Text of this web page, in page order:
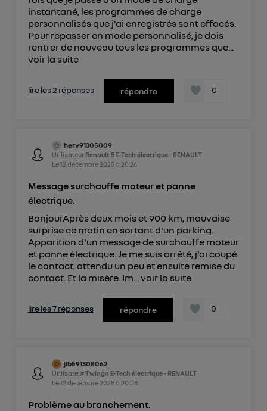
instantané, les programmes de charge
personnalisés que j'ai enregistrés sont effacés.
Pour repasser en mode personnalisé, je dois
rentrer de nouveau tous les programmes que...
voir la suite
lire les 2 réponses répondre 0
herv91305009
Utilisateur Renault 5 E-Tech électrique - RENAULT
Le12 décembre 2025à 20:26
Message surchauffe moteur et panne
électrique.
BonjourAprès deux mois et 900 km, mauvaise
surprise ce matin en sortant d'un parking.
Apparition d'un message de surchauffe moteur
et panne électrique. Je me suis arrêté, j'ai coupé
le contact, attendu un peu et ensuite remise du
contact. Et la misère. Im... voir la suite
lire les 7 réponses répondre 0
jlb591308062
UtilisateurTwingo E-Tech électrique - RENAULT
Le12 décembre 2025à 20:08
Problème au branchement.